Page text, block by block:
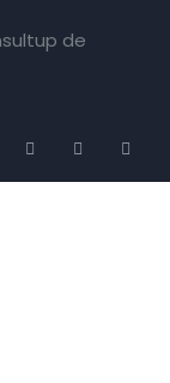
de